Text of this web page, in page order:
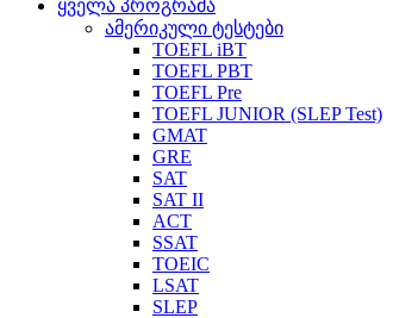
ყველა პროგრამა
ამერიკული ტესტები
TOEFL iBT
TOEFL PBT
TOEFL Pre
TOEFL JUNIOR (SLEP Test)
GMAT
GRE
SAT
SAT II
ACT
SSAT
TOEIC
LSAT
SLEP